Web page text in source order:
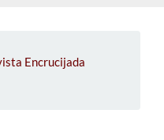
Encrucijada